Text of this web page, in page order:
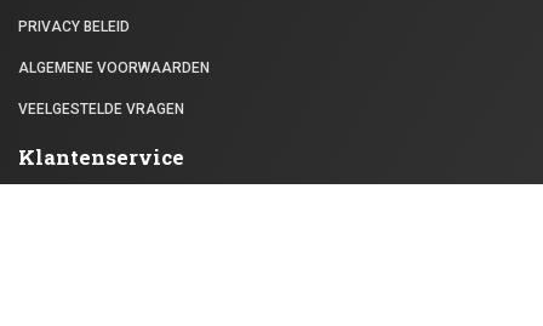
PRIVACY BELEID
ALGEMENE VOORWAARDEN
VEELGESTELDE VRAGEN
Klantenservice